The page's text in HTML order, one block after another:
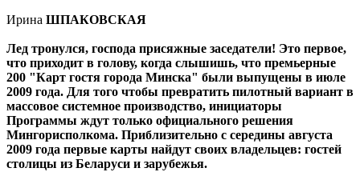
Ирина ШПАКОВСКАЯ
Лед тронулся, господа присяжные заседатели! Это первое,
что приходит в голову, когда слышишь, что премьерные
200 "Карт гостя города Минска" были выпущены в июле
2009 года. Для того чтобы превратить пилотный вариант в
массовое системное производство, инициаторы
Программы ждут только официального решения
Мингорисполкома. Приблизительно с середины августа
2009 года первые карты найдут своих владельцев: гостей
столицы из Беларуси и зарубежья.